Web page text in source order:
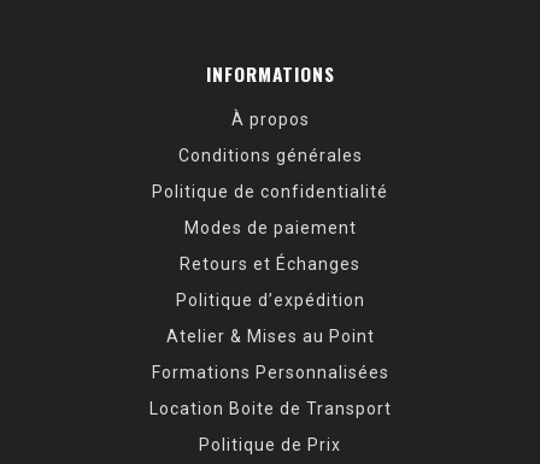
INFORMATIONS
À propos
Conditions générales
Politique de confidentialité
Modes de paiement
Retours et Échanges
Politique d’expédition
Atelier & Mises au Point
Formations Personnalisées
Location Boite de Transport
Politique de Prix